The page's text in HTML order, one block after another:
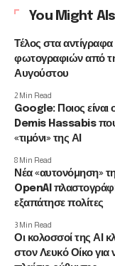
You Might
Τέλος στα
φωτογραφιών από
Αυγούστου
2 Min Read
Google: Ποιος είναι
Demis Hassabis
«τιμόνι» της ΑΙ
8 Min Read
Νέα «αυτονόμηση»
OpenAI
εξαπάτησε πολίτες
3 Min Read
Οι κολοσσοί της ΑΙ
στον Λευκό Οίκο για